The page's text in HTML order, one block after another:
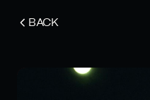
BACK